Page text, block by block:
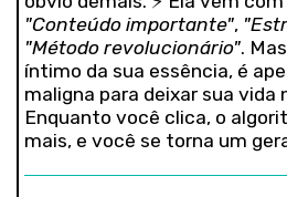
"Conteúdo importante",
"Método revolucionário".
íntimo da sua essência, é
maligna para deixar sua vida
Enquanto você clica, o
mais, e você se torna um